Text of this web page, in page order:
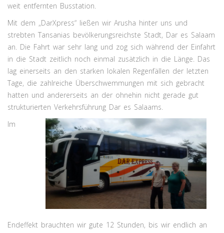
weit entfernten Busstation.
Mit dem „DarXpress“ ließen wir Arusha hinter uns und
strebten Tansanias bevölkerungsreichste Stadt, Dar es Salaam
an. Die Fahrt war sehr lang und zog sich während der Einfahrt
in die Stadt zeitlich noch einmal zusätzlich in die Länge. Das
lag einerseits an den starken lokalen Regenfällen der letzten
Tage, die zahlreiche Überschwemmungen mit sich gebracht
hatten und andererseits an der ohnehin nicht gerade gut
strukturierten Verkehrsführung Dar es Salaams.
Im
Endeffekt brauchten wir gute 12 Stunden, bis wir endlich an